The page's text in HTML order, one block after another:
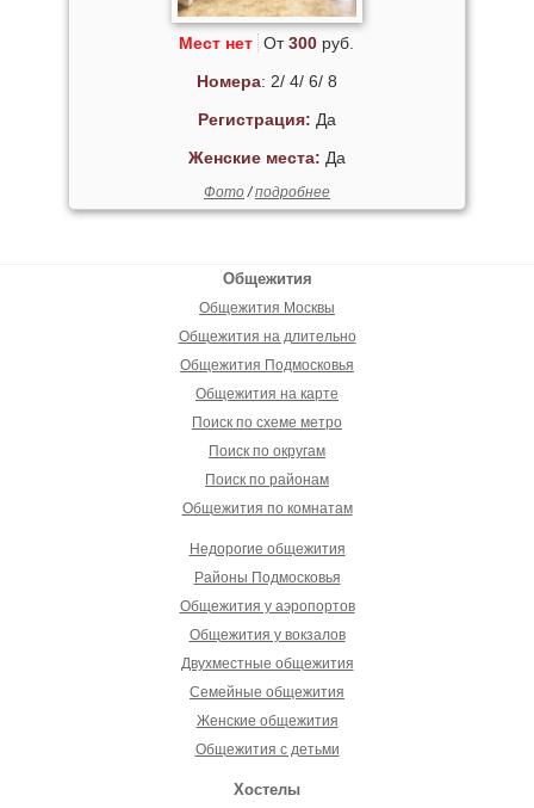
Мест нет От300 руб.
Номера: 2/ 4/ 6/ 8
Регистрация: Да
Женские места: Да
Фото/подробнее
Общежития
Общежития Москвы
Общежития на длительно
Общежития Подмосковья
Общежития на карте
Поиск по схеме метро
Поиск по округам
Поиск по районам
Общежития по комнатам
Недорогие общежития
Районы Подмосковья
Общежития у аэропортов
Общежития у вокзалов
Двухместные общежития
Семейные общежития
Женские общежития
Общежития с детьми
Хостелы